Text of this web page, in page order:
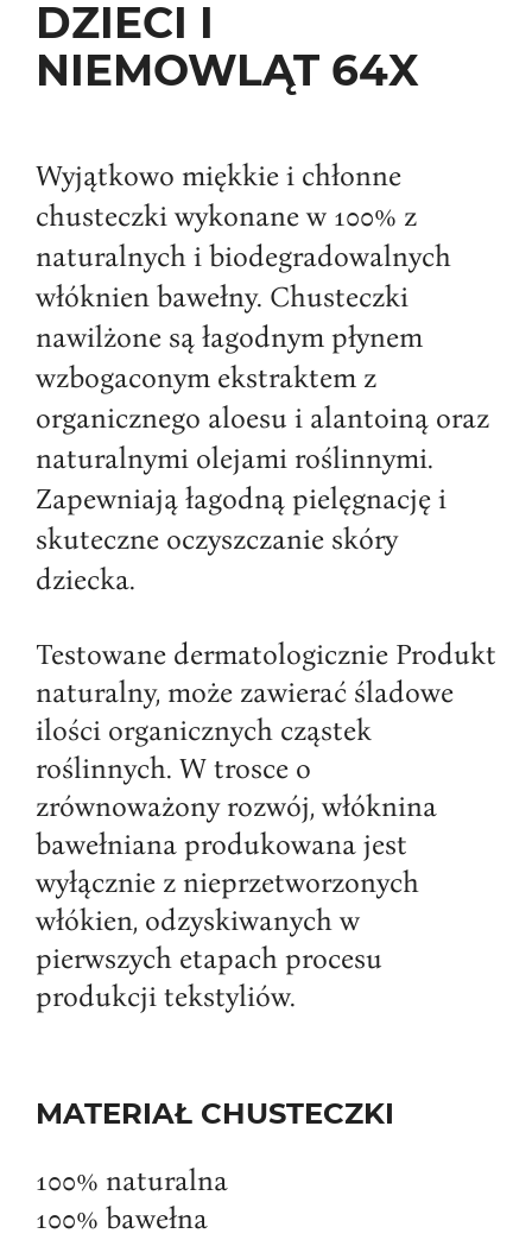
DZIECI I
NIEMOWLĄT 64X
Wyjątkowo miękkie i chłonne
chusteczki wykonane w 100% z
naturalnych i biodegradowalnych
włóknien bawełny. Chusteczki
nawilżone są łagodnym płynem
wzbogaconym ekstraktem z
organicznego aloesu i alantoiną oraz
naturalnymi olejami roślinnymi.
Zapewniają łagodną pielęgnację i
skuteczne oczyszczanie skóry
dziecka.
Testowane dermatologicznie Produkt
naturalny, może zawierać śladowe
ilości organicznych cząstek
roślinnych. W trosce o
zrównoważony rozwój, włóknina
bawełniana produkowana jest
wyłącznie z nieprzetworzonych
włókien, odzyskiwanych w
pierwszych etapach procesu
produkcji tekstyliów.
MATERIAŁ CHUSTECZKI
100% naturalna
100% bawełna